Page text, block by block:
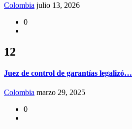
Colombia julio 13, 2026
0
12
Juez de control de garantías legalizó…
Colombia marzo 29, 2025
0